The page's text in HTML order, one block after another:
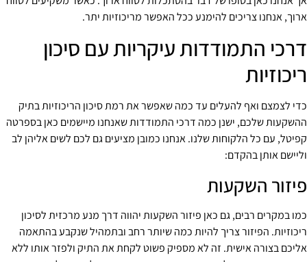
ארוך, אנחנו צריכים להימנע ככל האפשר מריכוזיות יתר.
דרכי התמודדות עיקריות עם סיכון
ריכוזיות
כדי לצמצם ואף להעלים עד כמה שאפשר את רמת סיכון הריכוזיות בתיק
ההשקעות שלכם, ישנן כמה דרכי התמודדות שאנחנו מיישמים כאן בספרטה
קפיטל, עם כל הלקוחות שלנו. אנחנו כמובן מציעים גם לכם לשים אליהן לב
וליישם אותן בהקדם:
פיזור השקעות
כמו במקרים רבים, גם כאן פיזור השקעות יהווה דרך מנע מרכזית לסיכון
ריכוזיות. הפיזור צריך להיות כמה שיותר רחב ובתמהיל שנקבע בהתאמה
אליכם בצורה אישית. זה לא מספיק פשוט לקחת את התיק ולפזר אותו ללא